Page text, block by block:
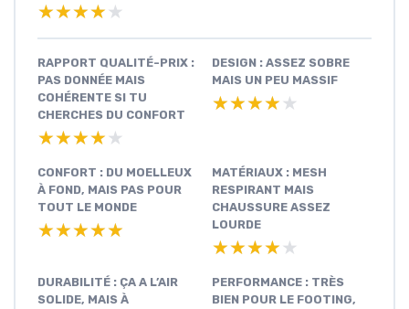
★★★★★
★★★★★
RAPPORT QUALITÉ-PRIX :
PAS DONNÉE MAIS
COHÉRENTE SI TU
CHERCHES DU CONFORT
★★★★★
★★★★★
DESIGN : ASSEZ SOBRE
MAIS UN PEU MASSIF
★★★★★
★★★★★
CONFORT : DU MOELLEUX
À FOND, MAIS PAS POUR
TOUT LE MONDE
★★★★★
★★★★★
MATÉRIAUX : MESH
RESPIRANT MAIS
CHAUSSURE ASSEZ
LOURDE
★★★★★
★★★★★
DURABILITÉ : ÇA A L’AIR
SOLIDE, MAIS À
PERFORMANCE : TRÈS
BIEN POUR LE FOOTING,